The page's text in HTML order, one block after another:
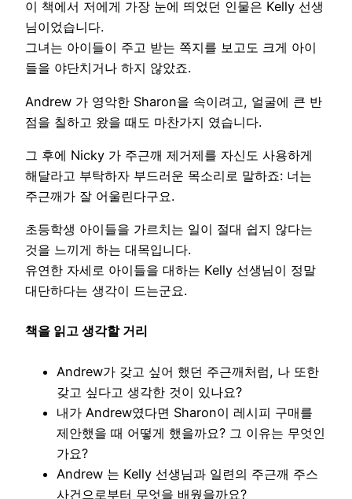
이 책에서 저에게 가장 눈에 띄었던 인물은 Kelly 선생
님이었습니다.
그녀는 아이들이 주고 받는 쪽지를 보고도 크게 아이
들을 야단치거나 하지 않았죠.
Andrew 가 영악한 Sharon을 속이려고, 얼굴에 큰 반
점을 칠하고 왔을 때도 마찬가지 였습니다.
그 후에 Nicky 가 주근깨 제거제를 자신도 사용하게
해달라고 부탁하자 부드러운 목소리로 말하죠: 너는
주근깨가 잘 어울린다구요.
초등학생 아이들을 가르치는 일이 절대 쉽지 않다는
것을 느끼게 하는 대목입니다.
유연한 자세로 아이들을 대하는 Kelly 선생님이 정말
대단하다는 생각이 드는군요.
책을 읽고 생각할 거리
Andrew가 갖고 싶어 했던 주근깨처럼, 나 또한
갖고 싶다고 생각한 것이 있나요?
내가 Andrew였다면 Sharon이 레시피 구매를
제안했을 때 어떻게 했을까요? 그 이유는 무엇인
가요?
Andrew 는 Kelly 선생님과 일련의 주근깨 주스
사건으로부터 무엇을 배웠을까요?